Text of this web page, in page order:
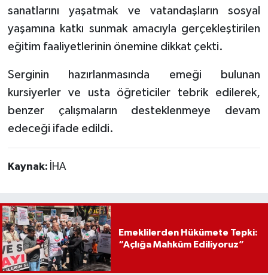
sanatlarını yaşatmak ve vatandaşların sosyal
yaşamına katkı sunmak amacıyla gerçekleştirilen
eğitim faaliyetlerinin önemine dikkat çekti.
Serginin hazırlanmasında emeği bulunan
kursiyerler ve usta öğreticiler tebrik edilerek,
benzer çalışmaların desteklenmeye devam
edeceği ifade edildi.
Kaynak: İHA
Emeklilerden Hükümete Tepki:
“Açlığa Mahkûm Ediliyoruz”